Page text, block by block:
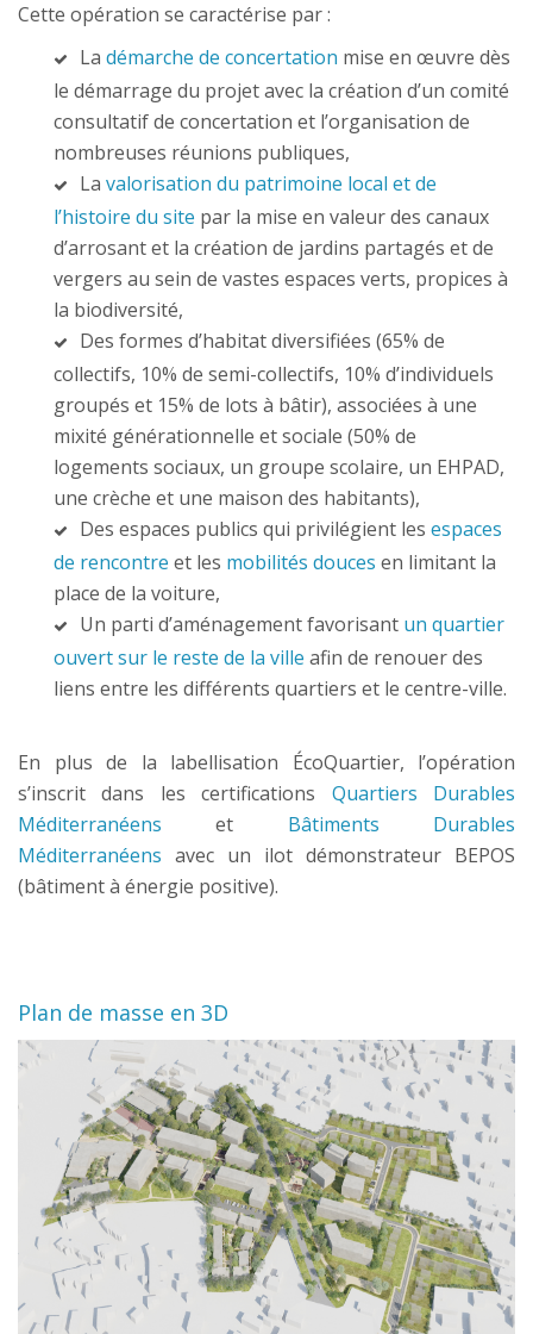
Cette opération se caractérise par :
La démarche de concertation mise en œuvre dès
le démarrage du projet avec la création d’un comité
consultatif de concertation et l’organisation de
nombreuses réunions publiques,
La valorisation du patrimoine local et de
l’histoire du site par la mise en valeur des canaux
d’arrosant et la création de jardins partagés et de
vergers au sein de vastes espaces verts, propices à
la biodiversité,
Des formes d’habitat diversifiées (65% de
collectifs, 10% de semi-collectifs, 10% d’individuels
groupés et 15% de lots à bâtir), associées à une
mixité générationnelle et sociale (50% de
logements sociaux, un groupe scolaire, un EHPAD,
une crèche et une maison des habitants),
Des espaces publics qui privilégient les espaces
de rencontre et les mobilités douces en limitant la
place de la voiture,
Un parti d’aménagement favorisant un quartier
ouvert sur le reste de la ville afin de renouer des
liens entre les différents quartiers et le centre-ville.
En plus de la labellisation ÉcoQuartier, l’opération
s’inscrit dans les certifications Quartiers Durables
Méditerranéens et Bâtiments Durables
Méditerranéens avec un ilot démonstrateur BEPOS
(bâtiment à énergie positive).
Plan de masse en 3D